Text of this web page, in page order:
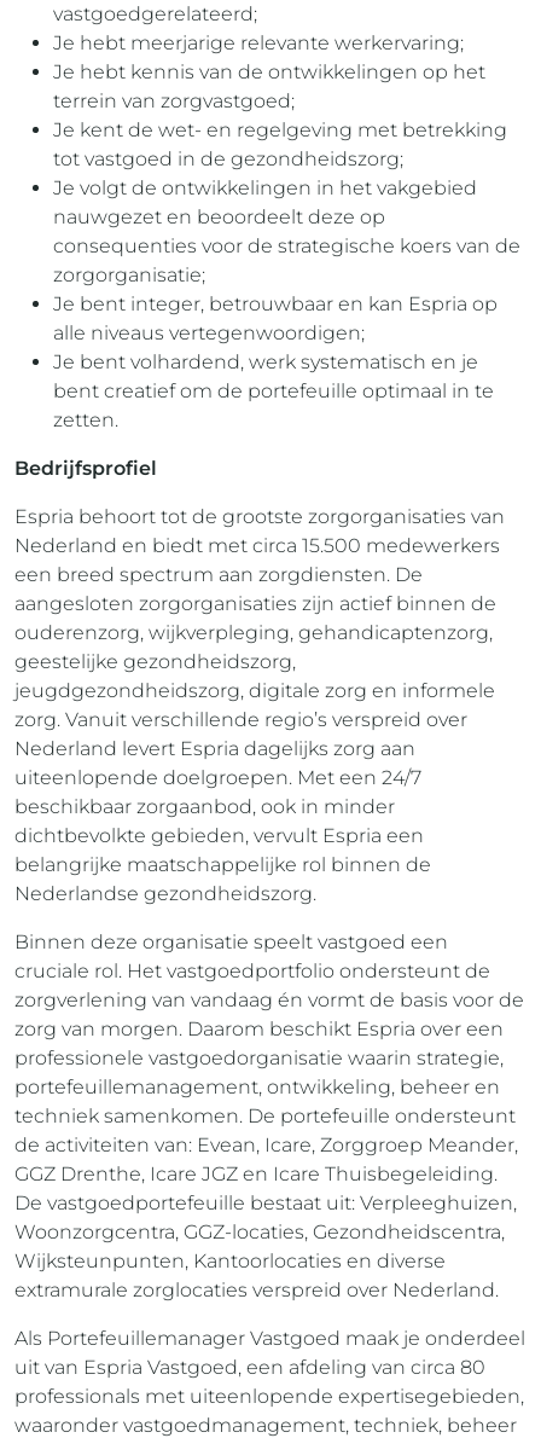
vastgoedgerelateerd;
Je hebt meerjarige relevante werkervaring;
Je hebt kennis van de ontwikkelingen op het
terrein van zorgvastgoed;
Je kent de wet- en regelgeving met betrekking
tot vastgoed in de gezondheidszorg;
Je volgt de ontwikkelingen in het vakgebied
nauwgezet en beoordeelt deze op
consequenties voor de strategische koers van de
zorgorganisatie;
Je bent integer, betrouwbaar en kan Espria op
alle niveaus vertegenwoordigen;
Je bent volhardend, werk systematisch en je
bent creatief om de portefeuille optimaal in te
zetten.
Bedrijfsprofiel
Espria behoort tot de grootste zorgorganisaties van
Nederland en biedt met circa 15.500 medewerkers
een breed spectrum aan zorgdiensten. De
aangesloten zorgorganisaties zijn actief binnen de
ouderenzorg, wijkverpleging, gehandicaptenzorg,
geestelijke gezondheidszorg,
jeugdgezondheidszorg, digitale zorg en informele
zorg. Vanuit verschillende regio’s verspreid over
Nederland levert Espria dagelijks zorg aan
uiteenlopende doelgroepen. Met een 24/7
beschikbaar zorgaanbod, ook in minder
dichtbevolkte gebieden, vervult Espria een
belangrijke maatschappelijke rol binnen de
Nederlandse gezondheidszorg.
Binnen deze organisatie speelt vastgoed een
cruciale rol. Het vastgoedportfolio ondersteunt de
zorgverlening van vandaag én vormt de basis voor de
zorg van morgen. Daarom beschikt Espria over een
professionele vastgoedorganisatie waarin strategie,
portefeuillemanagement, ontwikkeling, beheer en
techniek samenkomen. De portefeuille ondersteunt
de activiteiten van: Evean, Icare, Zorggroep Meander,
GGZ Drenthe, Icare JGZ en Icare Thuisbegeleiding.
De vastgoedportefeuille bestaat uit: Verpleeghuizen,
Woonzorgcentra, GGZ-locaties, Gezondheidscentra,
Wijksteunpunten, Kantoorlocaties en diverse
extramurale zorglocaties verspreid over Nederland.
Als Portefeuillemanager Vastgoed maak je onderdeel
uit van Espria Vastgoed, een afdeling van circa 80
professionals met uiteenlopende expertisegebieden,
waaronder vastgoedmanagement, techniek, beheer